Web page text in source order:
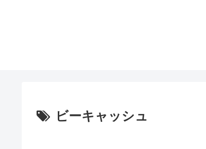
ビーキャッシュ